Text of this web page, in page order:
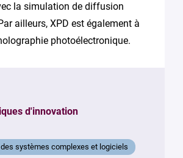
la simulation de diffusion
ailleurs, XPD est également à
photoélectronique.
d'innovation
systèmes complexes et logiciels